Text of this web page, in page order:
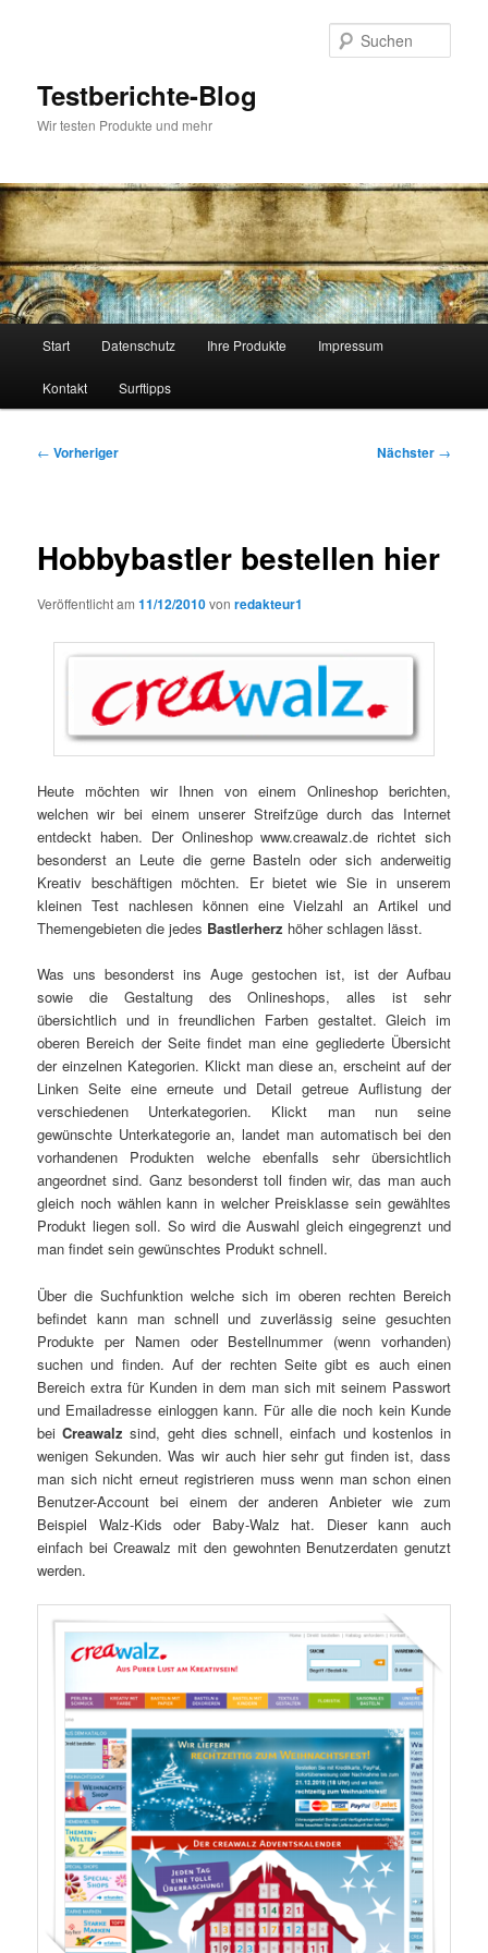
Testberichte-Blog
Wir testen Produkte und mehr
Start Datenschutz Ihre Produkte Impressum
Kontakt Surftipps
Beitragsnavigation
← Vorheriger Nächster →
Hobbybastler bestellen hier
Veröffentlicht am11/12/2010vonredakteur1
Heute möchten wir Ihnen von einem Onlineshop berichten,
welchen wir bei einem unserer Streifzüge durch das Internet
entdeckt haben. Der Onlineshop www.creawalz.de richtet sich
besonderst an Leute die gerne Basteln oder sich anderweitig
Kreativ beschäftigen möchten. Er bietet wie Sie in unserem
kleinen Test nachlesen können eine Vielzahl an Artikel und
Themengebieten die jedes Bastlerherz höher schlagen lässt.
Was uns besonderst ins Auge gestochen ist, ist der Aufbau
sowie die Gestaltung des Onlineshops, alles ist sehr
übersichtlich und in freundlichen Farben gestaltet. Gleich im
oberen Bereich der Seite findet man eine gegliederte Übersicht
der einzelnen Kategorien. Klickt man diese an, erscheint auf der
Linken Seite eine erneute und Detail getreue Auflistung der
verschiedenen Unterkategorien. Klickt man nun seine
gewünschte Unterkategorie an, landet man automatisch bei den
vorhandenen Produkten welche ebenfalls sehr übersichtlich
angeordnet sind. Ganz besonderst toll finden wir, das man auch
gleich noch wählen kann in welcher Preisklasse sein gewähltes
Produkt liegen soll. So wird die Auswahl gleich eingegrenzt und
man findet sein gewünschtes Produkt schnell.
Über die Suchfunktion welche sich im oberen rechten Bereich
befindet kann man schnell und zuverlässig seine gesuchten
Produkte per Namen oder Bestellnummer (wenn vorhanden)
suchen und finden. Auf der rechten Seite gibt es auch einen
Bereich extra für Kunden in dem man sich mit seinem Passwort
und Emailadresse einloggen kann. Für alle die noch kein Kunde
beiCreawalz sind, geht dies schnell, einfach und kostenlos in
wenigen Sekunden. Was wir auch hier sehr gut finden ist, dass
man sich nicht erneut registrieren muss wenn man schon einen
Benutzer-Account bei einem der anderen Anbieter wie zum
Beispiel Walz-Kids oder Baby-Walz hat. Dieser kann auch
einfach bei Creawalz mit den gewohnten Benutzerdaten genutzt
werden.